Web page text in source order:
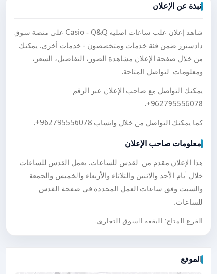
نبذة عن الإعلان
شاهد إعلان علب ساعات اصليه Casio - Q&Q على منصة سوق
دادسترز ضمن فئة خدمات ومتخصصون - خدمات أخرى. يمكنك
من خلال صفحة الإعلان مشاهدة الصور، التفاصيل، السعر،
ومعلومات التواصل المتاحة.
يمكنك التواصل مع صاحب الإعلان عبر الرقم
+962795556078
.
كما يمكنك التواصل من خلال واتساب +962795556078
.
معلومات صاحب الإعلان
هذا الإعلان مقدم من القدس للساعات. يعمل القدس للساعات
خلال أيام الأحد والاثنين والثلاثاء والأربعاء والخميس والجمعة
والسبت وفق ساعات العمل المحددة في صفحة القدس
للساعات.
الفرع المتاح: البقعه السوق التجاري.
الموقع